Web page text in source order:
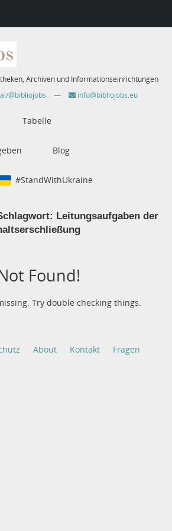
Archiven und Informationseinrichtungen
@bibliojobs
— info@bibliojobs.eu
Tabelle
Blog
#StandWithUkraine
Leitungsaufgaben der
Found!
Try double checking things.
About Kontakt Fragen